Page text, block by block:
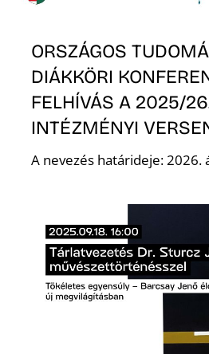
ORSZÁGOS
DIÁKKÖRI
FELHÍVÁS A 2025/
INTÉZMÉNYI
A nevezés határideje: 2026.